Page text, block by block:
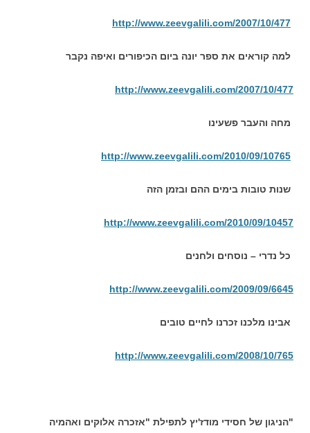
http://www.zeevgalili.com/2007/10/477
למה קוראים את ספר יונה ביום הכיפורים ואיפה נקבר
http://www.zeevgalili.com/2007/10/477
מחה והעבר פשעינו
http://www.zeevgalili.com/2010/09/10765
שנות טובות בימים ההם ובזמן הזה
http://www.zeevgalili.com/2010/09/10457
כל נדרי – נוסחים ולחנים
http://www.zeevgalili.com/2009/09/6645
אבינו מלכנו זכרנו לחיים טובים
http://www.zeevgalili.com/2008/10/765
הניגון של חסידי מודז'יץ לתפילת "אזכרה אלוקים ואהמיה"